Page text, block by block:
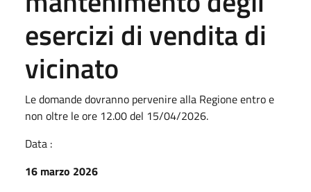
esercizi di vendita di
vicinato
Le domande dovranno pervenire alla Regione entro e
non oltre le ore 12.00 del 15/04/2026.
Data :
16 marzo 2026